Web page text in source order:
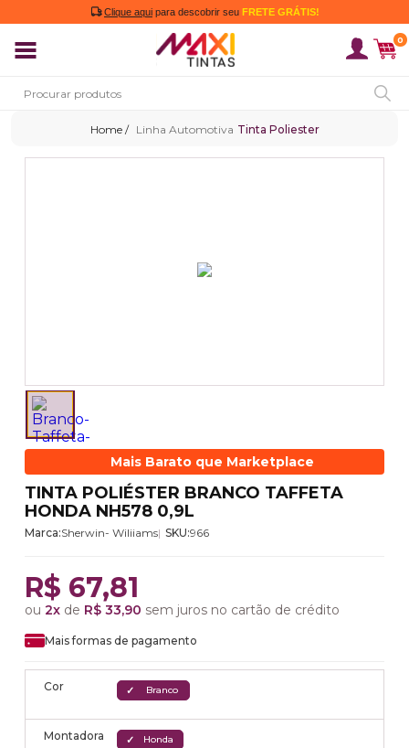
Clique aqui para descobrir seu FRETE GRÁTIS!
0
Linha Automotiva Tinta Poliester
Mais Barato que Marketplace
TINTA POLIÉSTER BRANCO TAFFETA
HONDA NH578 0,9L
Marca:Sherwin- Wiliiams SKU:966
R$ 67,81
ou 2x de R$ 33,90 sem juros no cartão de crédito
Mais formas de pagamento
Cor Branco
Montadora Honda